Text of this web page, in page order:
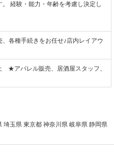
経験・能力・年齢を考慮し決定し
各種手続きをお任せ♪店内レイアウ
★アパレル販売、居酒屋スタッフ、
埼玉県 東京都 神奈川県 岐阜県 静岡県